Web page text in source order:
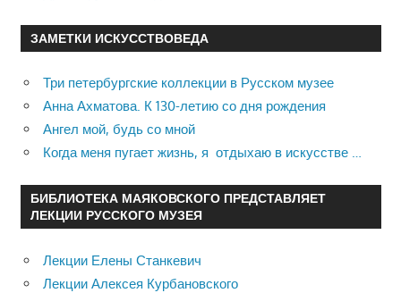
ЗАМЕТКИ ИСКУССТВОВЕДА
Три петербургские коллекции в Русском музее
Анна Ахматова. К 130-летию со дня рождения
Ангел мой, будь со мной
Когда меня пугает жизнь, я отдыхаю в искусстве …
БИБЛИОТЕКА МАЯКОВСКОГО ПРЕДСТАВЛЯЕТ
ЛЕКЦИИ РУССКОГО МУЗЕЯ
Лекции Елены Станкевич
Лекции Алексея Курбановского